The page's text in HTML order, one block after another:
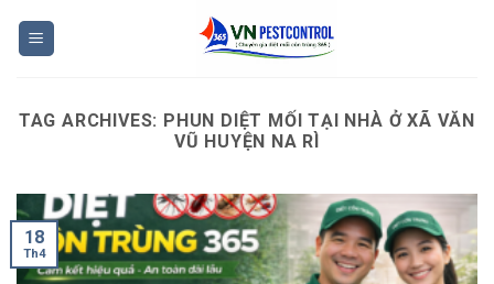
TAG ARCHIVES: PHUN DIỆT MỐI TẠI NHÀ Ở XÃ VĂN
VŨ HUYỆN NA RÌ
18
Th4